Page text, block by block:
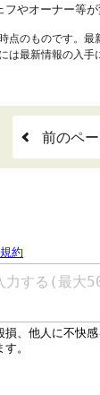
やオーナー等
点のものです。最
は最新情報の入手
前のペ